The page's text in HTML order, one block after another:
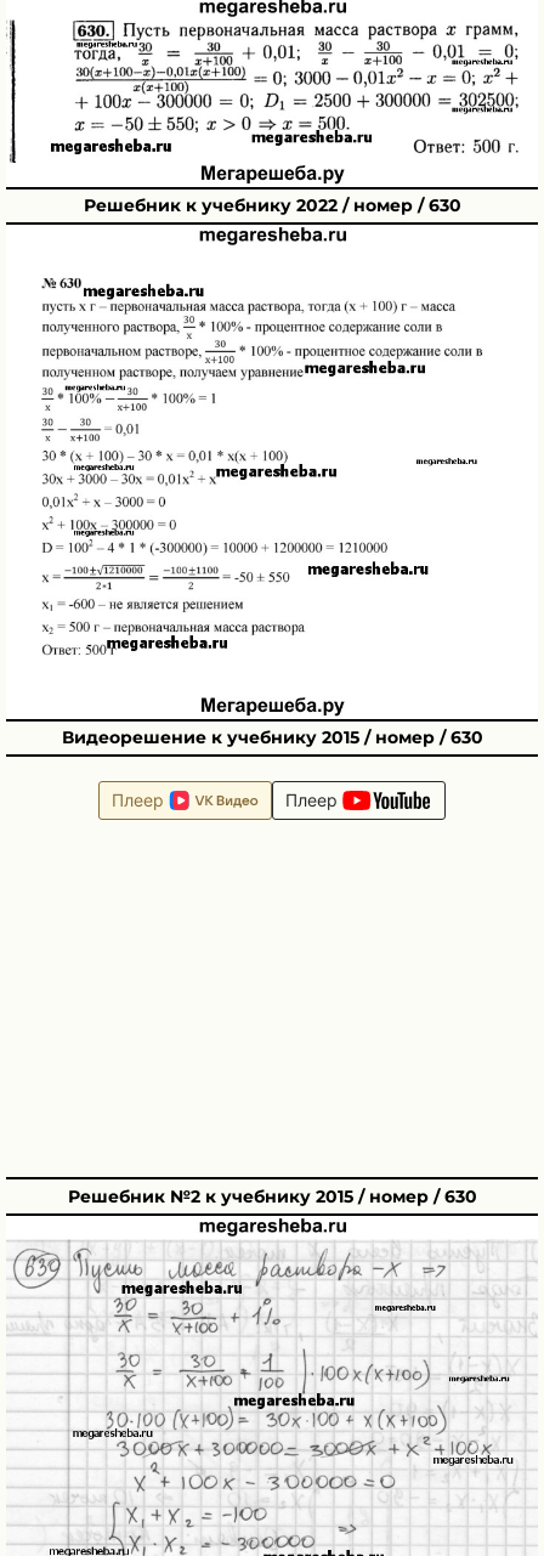
Решебник к учебнику 2022 / номер / 630
Видеорешение к учебнику 2015 / номер / 630
Плеер Плеер
Решебник №2 к учебнику 2015 / номер / 630